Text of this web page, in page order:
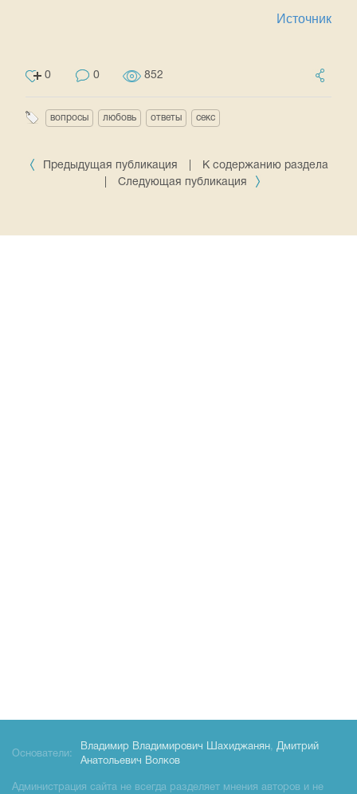
Источник
0 0 852
вопросы любовь ответы секс
Предыдущая публикация
К содержанию раздела
Следующая публикация
Основатели:
Владимир Владимирович Шахиджанян, Дмитрий
Анатольевич Волков
Администрация сайта не всегда разделяет мнения авторов и не